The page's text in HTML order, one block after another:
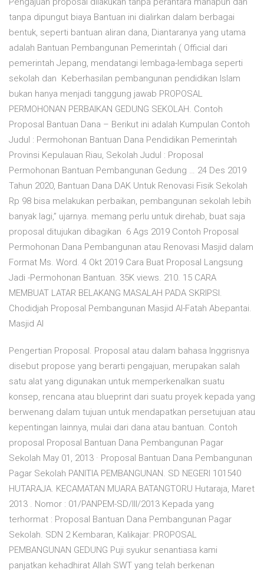
tanpa dipungut biaya Bantuan ini dialirkan dalam berbagai
bentuk, seperti bantuan aliran dana, Diantaranya yang utama
adalah Bantuan Pembangunan Pemerintah ( Official dari
pemerintah Jepang, mendatangi lembaga-lembaga seperti
sekolah dan Keberhasilan pembangunan pendidikan Islam
bukan hanya menjadi tanggung jawab PROPOSAL
PERMOHONAN PERBAIKAN GEDUNG SEKOLAH. Contoh
Proposal Bantuan Dana – Berikut ini adalah Kumpulan Contoh
Judul : Permohonan Bantuan Dana Pendidikan Pemerintah
Provinsi Kepulauan Riau, Sekolah Judul : Proposal
Permohonan Bantuan Pembangunan Gedung … 24 Des 2019
Tahun 2020, Bantuan Dana DAK Untuk Renovasi Fisik Sekolah
Rp 98 bisa melakukan perbaikan, pembangunan sekolah lebih
banyak lagi,” ujarnya. memang perlu untuk direhab, buat saja
proposal ditujukan dibagikan 6 Ags 2019 Contoh Proposal
Permohonan Dana Pembangunan atau Renovasi Masjid dalam
Format Ms. Word. 4 Okt 2019 Cara Buat Proposal Langsung
Jadi -Permohonan Bantuan. 35K views. 210. 15 CARA
MEMBUAT LATAR BELAKANG MASALAH PADA SKRIPSI.
Chodidjah Proposal Pembangunan Masjid Al-Fatah Abepantai.
Masjid Al
Pengertian Proposal. Proposal atau dalam bahasa Inggrisnya
disebut propose yang berarti pengajuan, merupakan salah
satu alat yang digunakan untuk memperkenalkan suatu
konsep, rencana atau blueprint dari suatu proyek kepada yang
berwenang dalam tujuan untuk mendapatkan persetujuan atau
kepentingan lainnya, mulai dari dana atau bantuan. Contoh
proposal Proposal Bantuan Dana Pembangunan Pagar
Sekolah May 01, 2013 · Proposal Bantuan Dana Pembangunan
Pagar Sekolah PANITIA PEMBANGUNAN. SD NEGERI 101540
HUTARAJA. KECAMATAN MUARA BATANGTORU Hutaraja, Maret
2013 . Nomor : 01/PANPEM-SD/III/2013 Kepada yang
terhormat : Proposal Bantuan Dana Pembangunan Pagar
Sekolah. SDN 2 Kembaran, Kalikajar: PROPOSAL
PEMBANGUNAN GEDUNG Puji syukur senantiasa kami
panjatkan kehadhirat Allah SWT yang telah berkenan